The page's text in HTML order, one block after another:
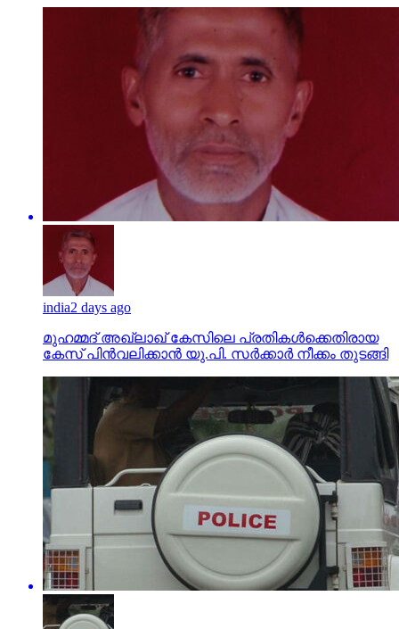
india2 days ago
മുഹമ്മദ് അഖ്‌ലാഖ് കേസിലെ പ്രതികള്‍ക്കെതിരായ
കേസ് പിന്‍വലിക്കാന്‍ യു.പി. സര്‍ക്കാര്‍ നീക്കം തുടങ്ങി